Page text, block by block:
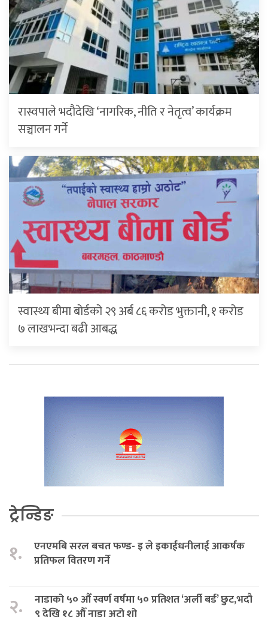
रास्वपाले भदौदेखि ‘नागरिक, नीति र नेतृत्व’ कार्यक्रम
सञ्चालन गर्ने
स्वास्थ्य बीमा बोर्डको २९ अर्ब ८६ करोड भुक्तानी, १ करोड
७ लाखभन्दा बढी आबद्ध
ट्रेन्डिङ
१.
एनएमबि सरल बचत फण्ड- इ ले इकाईधनीलाई आकर्षक
प्रतिफल वितरण गर्ने
२.
नाडाको ५० औँ स्वर्ण वर्षमा ५० प्रतिशत ‘अर्ली बर्ड’ छुट,भदौ